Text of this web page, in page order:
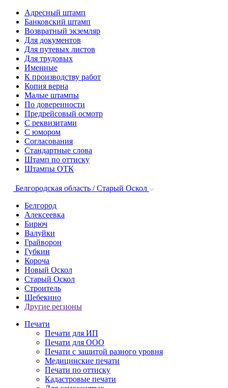
Адресный штамп
Банковский штамп
Возвратный экземляр
Для документов
Для путевых листов
Для трудовых
Именные
К производству работ
Копия верна
Малые штампы
По доверенности
Предрейсовый осмотр
С реквизитами
С юмором
Согласования
Стандартные слова
Штамп по оттиску
Штампы ОТК
Белгородская область / Старый Оскол
Белгород
Алексеевка
Бирюч
Валуйки
Грайворон
Губкин
Короча
Новый Оскол
Старый Оскол
Строитель
Шебекино
Другие регионы
Печати
Печати для ИП
Печати для ООО
Печати с защитой разного уровня
Медицинские печати
Печати по оттиску
Кадастровые печати